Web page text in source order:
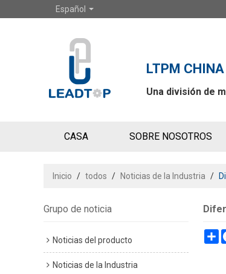
Español
LTPM CHINA
Una división de
CASA SOBRE NOSOTROS
Inicio / todos / Noticias de la Industria /
Grupo de noticia
Noticias del producto
Noticias de la Industria